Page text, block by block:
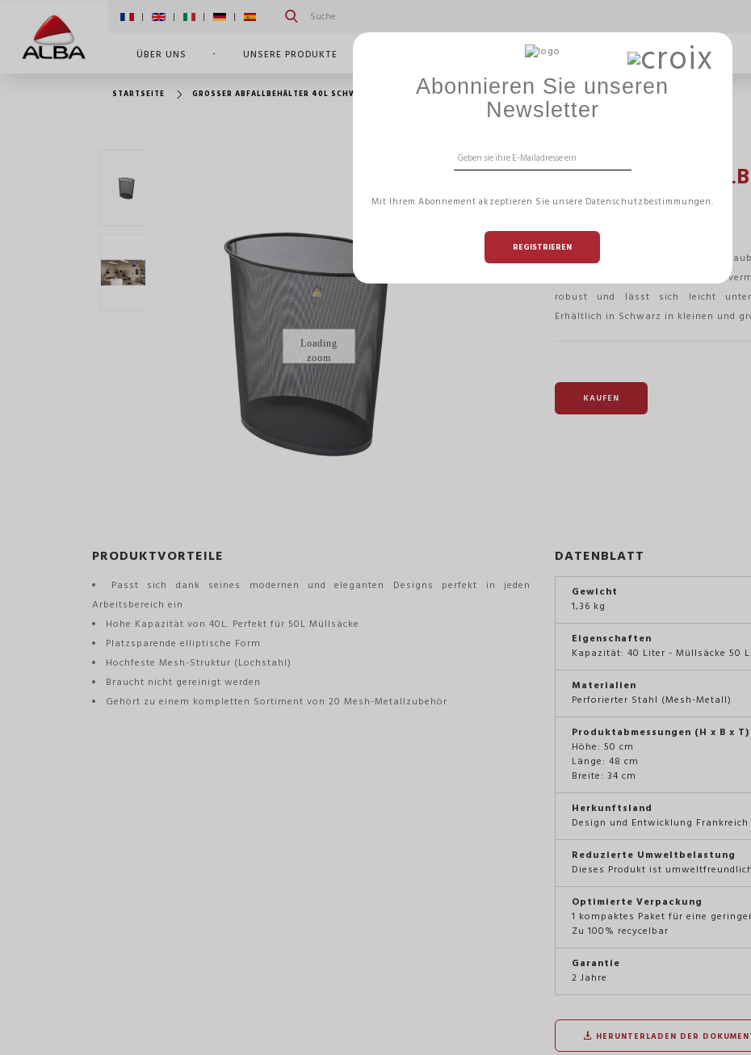
| | | |
ÜBER UNS UNSERE PRODUKTE GAMME HIZÏA BÜROMANAGEMENT
STARTSEITE GROSSER ABFALLBEHÄLTER 40L SCHWARZ
Loading
zoom
GROSSER
SCHWARZ
Referenz:
Halten Sie Ihren Arbeitsplatz
Papierkorb mit großem
robust und lässt sich leicht
Erhältlich in Schwarz in kleinen und
KAUFEN
PRODUKTVORTEILE
Passt sich dank seines modernen und eleganten Designs perfekt in jeden
Arbeitsbereich ein
Hohe Kapazität von 40L. Perfekt für 50L Müllsäcke
Platzsparende elliptische Form
Hochfeste Mesh-Struktur (Lochstahl)
Braucht nicht gereinigt werden
Gehört zu einem kompletten Sortiment von 20 Mesh-Metallzubehör
DATENBLATT
Gewicht
1,36 kg
Eigenschaften
Kapazität: 40 Liter - Müllsäcke 50
Materialien
Perforierter Stahl (Mesh-Metall)
Produktabmessungen (H x B x T)
Höhe: 50 cm
Länge: 48 cm
Breite: 34 cm
Herkunftsland
Design und Entwicklung Frankreich
Reduzierte Umweltbelastung
Dieses Produkt ist
Optimierte Verpackung
1 kompaktes Paket für eine
Zu 100% recycelbar
Garantie
2 Jahre
HERUNTERLADEN DER
Abonnieren Sie unseren
Newsletter
Mit Ihrem Abonnement akzeptieren Sie unsere Datenschutzbestimmungen.
REGISTRIEREN